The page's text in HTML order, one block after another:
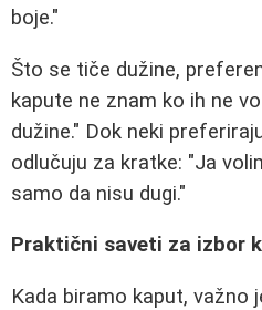
boje."
Što se tiče dužine,
kapute ne znam ko ih ne
dužine." Dok neki
odlučuju za kratke: "Ja
samo da nisu dugi."
Praktični saveti za izbor
Kada biramo kaput,